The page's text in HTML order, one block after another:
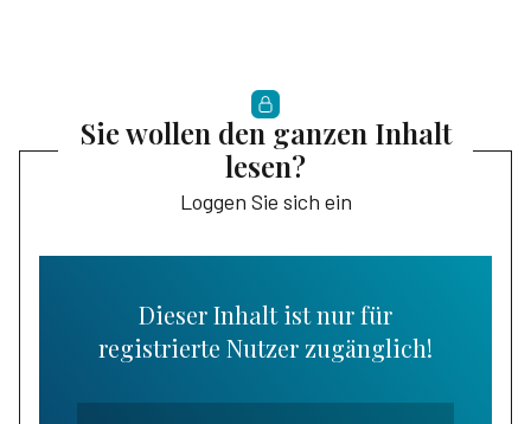
Sie wollen den ganzen Inhalt
lesen?
Loggen Sie sich ein
Dieser Inhalt ist nur für
registrierte Nutzer zugänglich!